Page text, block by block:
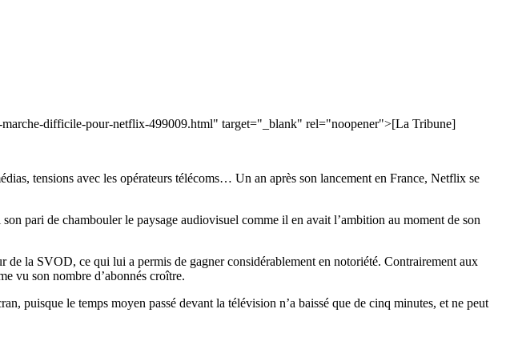
difficile-pour-netflix-499009.html" target="_blank" rel="noopener">[La Tribune]
tensions avec les opérateurs télécoms… Un an après son lancement en France, Netflix se
pari de chambouler le paysage audiovisuel comme il en avait l’ambition au moment de son
la SVOD, ce qui lui a permis de gagner considérablement en notoriété. Contrairement aux
vu son nombre d’abonnés croître.
puisque le temps moyen passé devant la télévision n’a baissé que de cinq minutes, et ne peut